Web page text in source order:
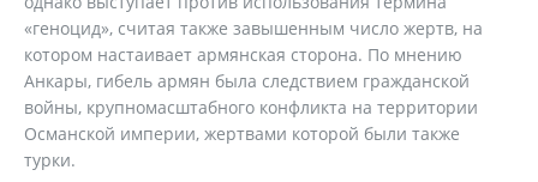
«геноцид», считая также завышенным число жертв, на
котором настаивает армянская сторона. По мнению
Анкары, гибель армян была следствием гражданской
войны, крупномасштабного конфликта на территории
Османской империи, жертвами которой были также
турки.